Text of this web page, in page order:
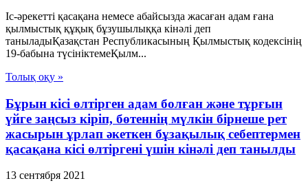
Іс-әрекетті қасақана немесе абайсызда жасаған адам ғана
қылмыстық құқық бұзушылыққа кінәлі деп
таныладыҚазақстан Республикасының Қылмыстық кодексінің
19-бабына түсініктемеҚылм...
Толық оқу »
Бұрын кісі өлтірген адам болған және тұрғын
үйге заңсыз кіріп, бөтеннің мүлкін бірнеше рет
жасырын ұрлап әкеткен бұзақылық себептермен
қасақана кісі өлтіргені үшін кінәлі деп танылды
13 сентября 2021